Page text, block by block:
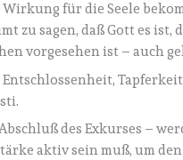
Wirkung für die Seele
zu sagen, daß Gott es
vorgesehen ist – auch
Entschlossenheit,
des Exkurses –
aktiv sein muß, um